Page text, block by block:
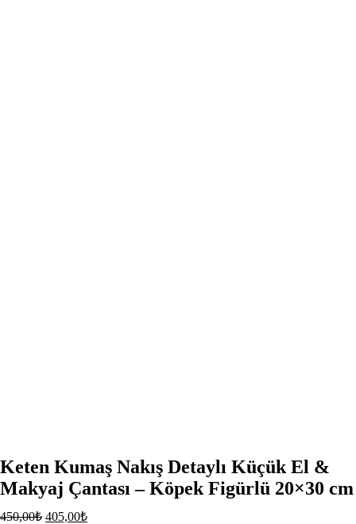
Keten Kumaş Nakış Detaylı Küçük El &
Makyaj Çantası – Köpek Figürlü 20×30 cm
450,00₺ 405,00₺